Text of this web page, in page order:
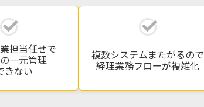
担当任せで
一元管理
きない
複数システムまたがるので
経理業務フローが複雑化